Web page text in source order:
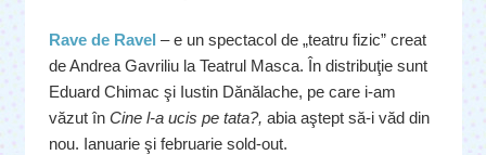
Rave de Ravel – e un spectacol de „teatru fizic” creat
de Andrea Gavriliu la Teatrul Masca. În distribuţie sunt
Eduard Chimac şi Iustin Dănălache, pe care i-am
văzut în Cine l-a ucis pe tata?, abia aştept să-i văd din
nou. Ianuarie şi februarie sold-out.